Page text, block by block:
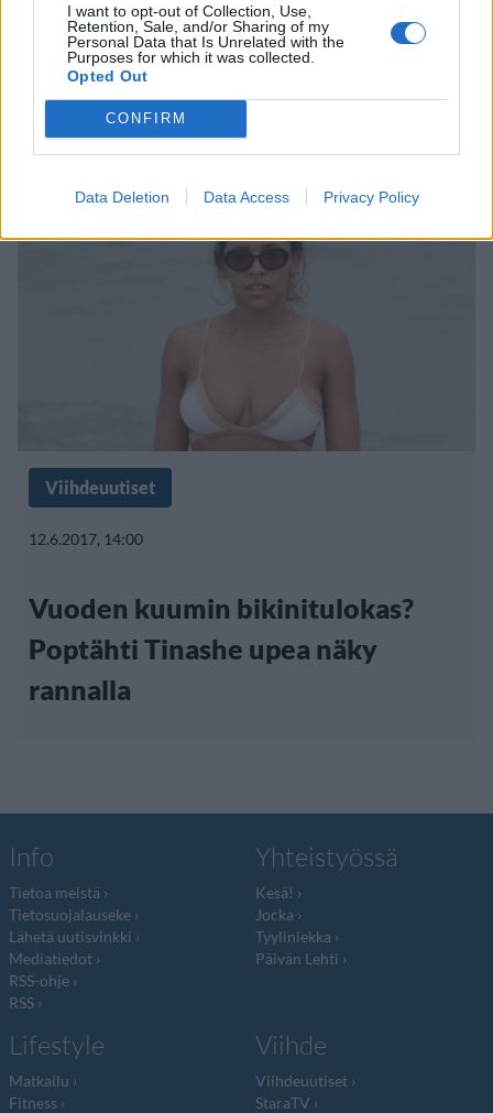
I want to opt-out of Collection, Use,
Retention, Sale, and/or Sharing of my
Personal Data that Is Unrelated with the
Purposes for which it was collected.
Opted Out
CONFIRM
Data Deletion Data Access Privacy Policy
13.8.2017, 15:30
Tinashe esiintyi bikineissä –
silmänruokaa Las Vegasissa
Viihdeuutiset
12.6.2017, 14:00
Vuoden kuumin bikinitulokas?
Poptähti Tinashe upea näky
rannalla
Info
Tietoa meistä
Tietosuojalauseke
Lähetä uutisvinkki
Mediatiedot
RSS-ohje
RSS
Yhteistyössä
Kesä!
Jocka
Tyyliniekka
Päivän Lehti
Lifestyle
Matkailu
Fitness
Viihde
Viihdeuutiset
StaraTV